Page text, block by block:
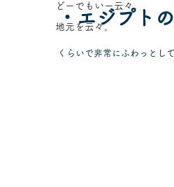
どーでもいー云々。
地元を云々。
・エジプト
くらいで非常にふわっとし